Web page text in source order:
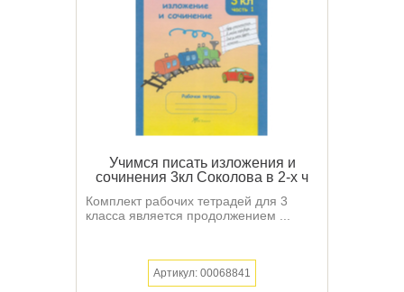
Учимся писать изложения и
сочинения 3кл Соколова в 2-х ч
Комплект рабочих тетрадей для 3
класса является продолжением ...
Артикул: 00068841